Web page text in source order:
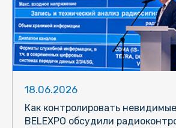
18.06.2026
Как контролировать
BELEXPO обсудили